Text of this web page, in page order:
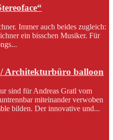
Immer auch beides zugleich:
ein bisschen Musiker. Für
Architekturbüro balloon
sind für Andreas Gratl vom
miteinander verwoben
bilden. Der innovative und...